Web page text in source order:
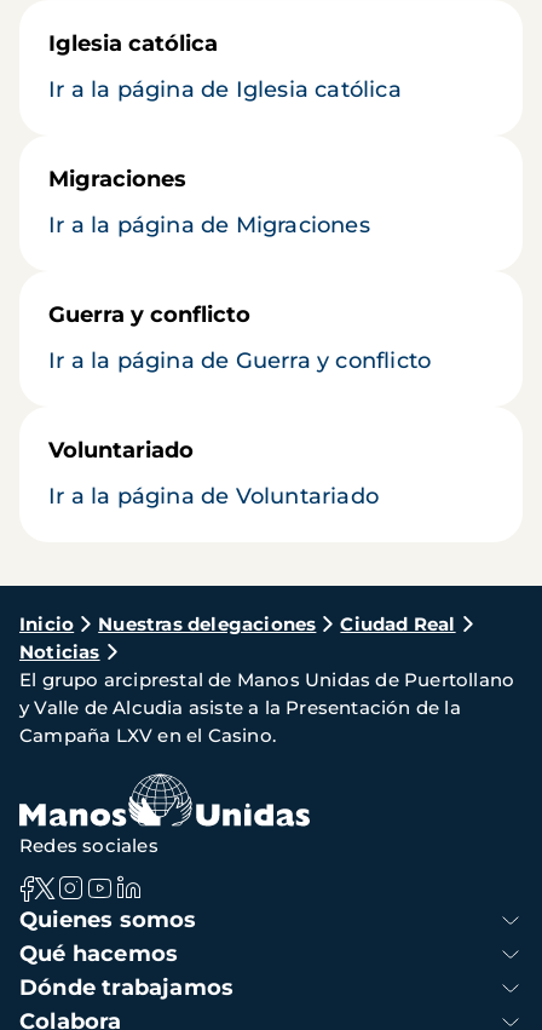
Iglesia católica
Ir a la página de Iglesia católica
Migraciones
Ir a la página de Migraciones
Guerra y conflicto
Ir a la página de Guerra y conflicto
Voluntariado
Ir a la página de Voluntariado
Ruta
de
navegación
Inicio Nuestras delegaciones
Ciudad Real
Noticias
El grupo arciprestal de Manos Unidas de Puertollano
y Valle de Alcudia asiste a la Presentación de la
Campaña LXV en el Casino.
Navegación
principal
Quienes somos
Qué hacemos
Dónde trabajamos
Colabora
Redes sociales